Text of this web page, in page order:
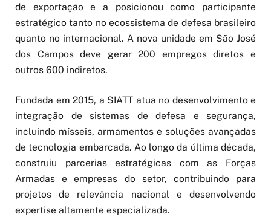
de exportação e a posicionou como participante
estratégico tanto no ecossistema de defesa brasileiro
quanto no internacional. A nova unidade em São José
dos Campos deve gerar 200 empregos diretos e
outros 600 indiretos.
Fundada em 2015, a SIATT atua no desenvolvimento e
integração de sistemas de defesa e segurança,
incluindo mísseis, armamentos e soluções avançadas
de tecnologia embarcada. Ao longo da última década,
construiu parcerias estratégicas com as Forças
Armadas e empresas do setor, contribuindo para
projetos de relevância nacional e desenvolvendo
expertise altamente especializada.